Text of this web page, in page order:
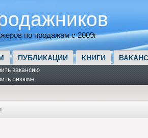
по продажам с 2009г
ПУБЛИКАЦИИ КНИГИ
вакансию
резюме